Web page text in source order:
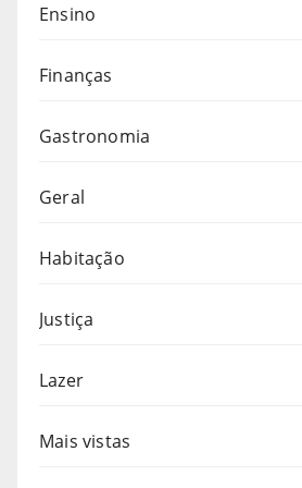
Ensino
Finanças
Gastronomia
Geral
Habitação
Justiça
Lazer
Mais vistas